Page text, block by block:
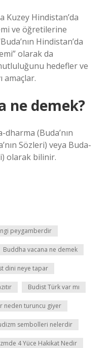
Kuzey Hindistan’da
ve öğretilerine
Hindistan’da
olarak da
hedefler ve
amaçlar.
ne demek?
(Buda’nın
Sözleri) veya Buda-
olarak bilinir.
peygamberdir
Buddha vacana ne demek
dini neye tapar
Budist Türk var mı
neden turuncu giyer
sembolleri nelerdir
4 Yüce Hakikat Nedir